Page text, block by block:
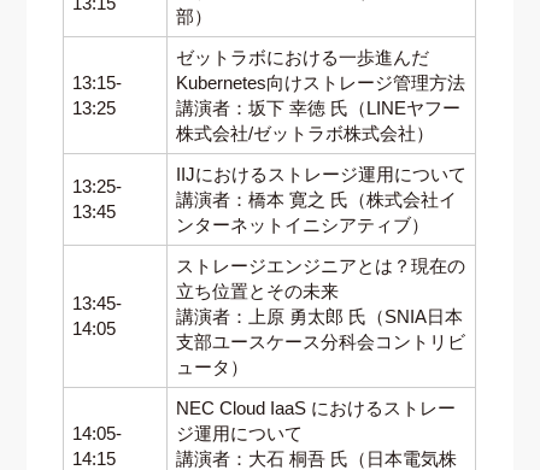
部）
13:15-
13:25
ゼットラボにおける一歩進んだ
Kubernetes向けストレージ管理方法
講演者：坂下 幸徳 氏（LINEヤフー
株式会社/ゼットラボ株式会社）
13:25-
13:45
IIJにおけるストレージ運用について
講演者：橋本 寛之 氏（株式会社イ
ンターネットイニシアティブ）
13:45-
14:05
ストレージエンジニアとは？現在の
立ち位置とその未来
講演者：上原 勇太郎 氏（SNIA日本
支部ユースケース分科会コントリビ
ュータ）
14:05-
14:15
NEC Cloud IaaS におけるストレー
ジ運用について
講演者：大石 桐吾 氏（日本電気株